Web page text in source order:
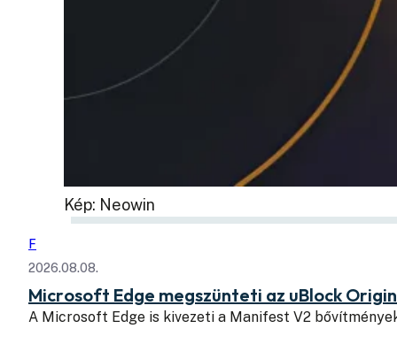
Kép: Neowin
F
2026.08.08.
Microsoft Edge megszünteti az uBlock
A Microsoft Edge is kivezeti a Manifest V2